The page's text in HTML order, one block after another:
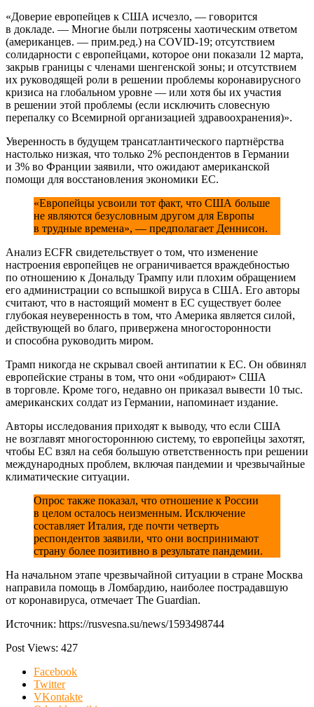
«Доверие европейцев к США исчезло, — говорится
в докладе. — Многие были потрясены хаотическим ответом
(американцев. — прим.ред.) на COVID-19; отсутствием
солидарности с европейцами, которое они показали 12 марта,
закрыв границы с членами шенгенской зоны; и отсутствием
их руководящей роли в решении проблемы коронавирусного
кризиса на глобальном уровне — или хотя бы их участия
в решении этой проблемы (если исключить словесную
перепалку со Всемирной организацией здравоохранения)».
Уверенность в будущем трансатлантического партнёрства
настолько низкая, что только 2% респондентов в Германии
и 3% во Франции заявили, что ожидают американской
помощи для восстановления экономики ЕС.
«Европейцы усвоили тот факт, что США больше
не являются безусловным другом для Европы
в трудные времена», — предполагает Деннисон.
Анализ ECFR свидетельствует о том, что изменение
настроения европейцев не ограничивается враждебностью
по отношению к Дональду Трампу или плохим обращением
его администрации со вспышкой вируса в США. Его авторы
считают, что в настоящий момент в ЕС существует более
глубокая неуверенность в том, что Америка является силой,
действующей во благо, привержена многосторонности
и способна руководить миром.
Трамп никогда не скрывал своей антипатии к ЕС. Он обвинял
европейские страны в том, что они «обдирают» США
в торговле. Кроме того, недавно он приказал вывести 10 тыс.
американских солдат из Германии, напоминает издание.
Авторы исследования приходят к выводу, что если США
не возглавят многостороннюю систему, то европейцы захотят,
чтобы ЕС взял на себя большую ответственность при решении
международных проблем, включая пандемии и чрезвычайные
климатические ситуации.
Опрос также показал, что отношение к России
в целом осталось неизменным. Исключение
составляет Италия, где почти четверть
респондентов заявили, что они воспринимают
страну более позитивно в результате пандемии.
На начальном этапе чрезвычайной ситуации в стране Москва
направила помощь в Ломбардию, наиболее пострадавшую
от коронавируса, отмечает The Guardian.
Источник: https://rusvesna.su/news/1593498744
Post Views: 427
Facebook
Twitter
VKontakte